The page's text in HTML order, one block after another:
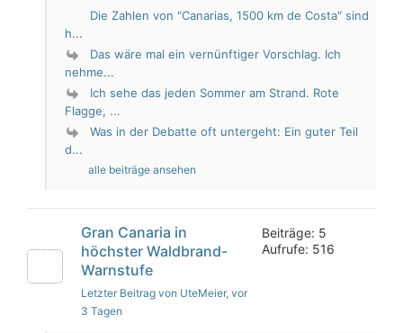
Die Zahlen von "Canarias, 1500 km de Costa" sind
h...
Das wäre mal ein vernünftiger Vorschlag. Ich
nehme...
Ich sehe das jeden Sommer am Strand. Rote
Flagge, ...
Was in der Debatte oft untergeht: Ein guter Teil
d...
alle beiträge ansehen
Gran Canaria in
höchster Waldbrand-
Warnstufe
Letzter Beitrag von UteMeier, vor
3 Tagen
Beiträge: 5
Aufrufe: 516